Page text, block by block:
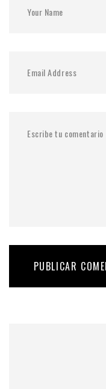
PUBLICAR